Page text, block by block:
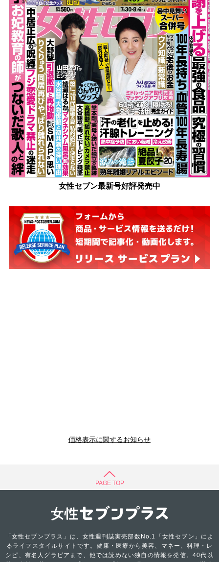
女性セブン最新号好評発売中
価格表示に関するお知らせ
PAGE TOP
「女性セブンプラス」は、女性週刊誌実売部数No.1「女性セブン」によ
るライフスタイルサイトです。健康・医療から美容、マネー、料理・レ
シピ、有名人グラビアまで、他では読めない独自の情報を発信。40代以